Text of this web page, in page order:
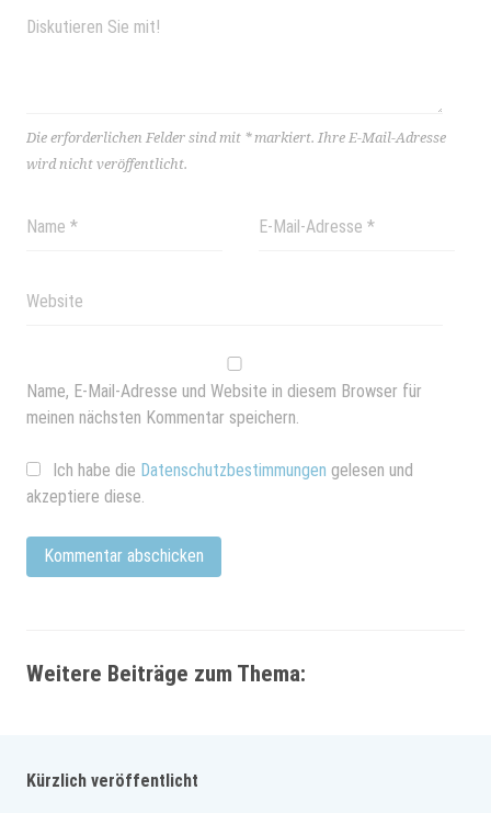
Die erforderlichen Felder sind mit *markiert. Ihre E-Mail-Adresse
wird nicht veröffentlicht.
Name, E-Mail-Adresse und Website in diesem Browser für
meinen nächsten Kommentar speichern.
Ich habe die Datenschutzbestimmungen gelesen und
akzeptiere diese.
Weitere Beiträge zum Thema:
Kürzlich veröffentlicht